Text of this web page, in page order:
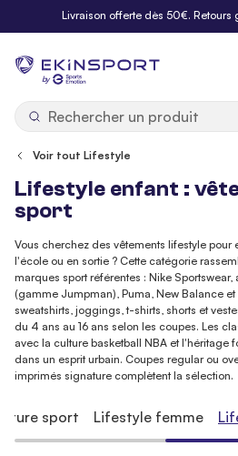
Allez au contenuLivraison offerte dès 50€. Retours
by
Voir tout Lifestyle
Lifestyle enfant :
sport
Vous cherchez des vêtements lifestyle pour
l'école ou en sortie ? Cette catégorie
marques sport référentes : Nike
(gamme Jumpman), Puma, New Balance
sweatshirts, joggings, t-shirts, shorts et
du 4 ans au 16 ans selon les coupes. Les
avec la culture basketball NBA et l'héritage
dans un esprit urbain. Coupes regular ou
imprimés signature complètent la sélection.
sport Lifestyle femme